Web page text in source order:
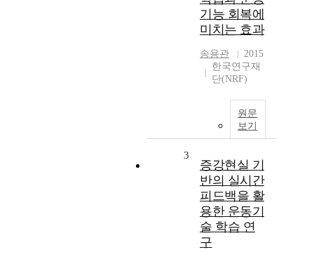
기능 회복에
미치는 효과
송용관
2015
한국연구재
단(NRF)
원문
보기
3
증강현실 기
반의 실시간
피드백을 활
용한 운동기
술 학습 연
구